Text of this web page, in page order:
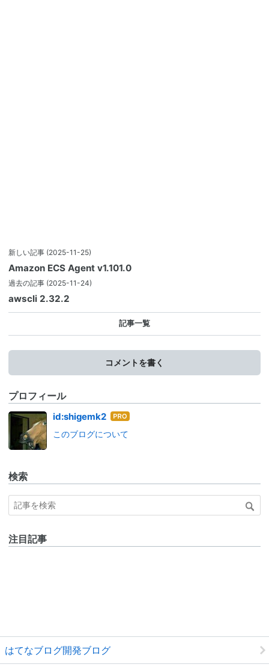
新しい記事 (2025-11-25)
Amazon ECS Agent v1.101.0
過去の記事 (2025-11-24)
awscli 2.32.2
記事一覧
コメントを書く
プロフィール
id:shigemk2 はて
ログ
このブログについて
検索
注目記事
はてなブログ開発ブログ